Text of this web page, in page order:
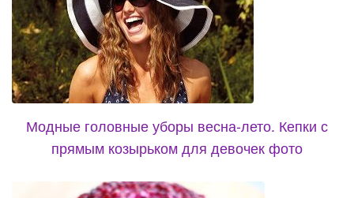
Модные головные уборы весна-лето. Кепки с
прямым козырьком для девочек фото